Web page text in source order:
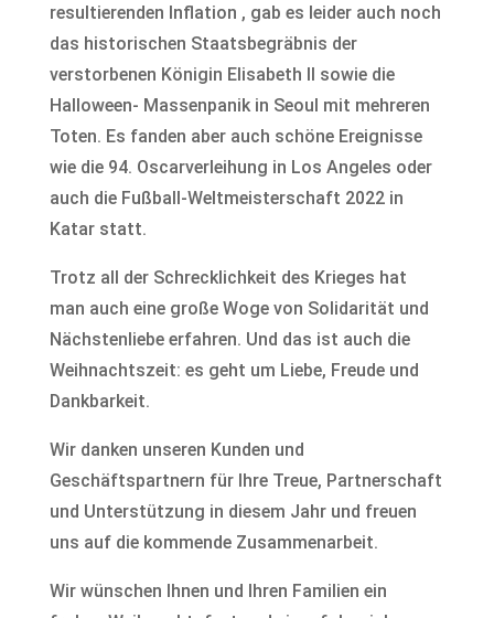
resultierenden Inflation , gab es leider auch noch
das historischen Staatsbegräbnis der
verstorbenen Königin Elisabeth II sowie die
Halloween- Massenpanik in Seoul mit mehreren
Toten. Es fanden aber auch schöne Ereignisse
wie die 94. Oscarverleihung in Los Angeles oder
auch die Fußball-Weltmeisterschaft 2022 in
Katar statt.
Trotz all der Schrecklichkeit des Krieges hat
man auch eine große Woge von Solidarität und
Nächstenliebe erfahren. Und das ist auch die
Weihnachtszeit: es geht um Liebe, Freude und
Dankbarkeit.
Wir danken unseren Kunden und
Geschäftspartnern für Ihre Treue, Partnerschaft
und Unterstützung in diesem Jahr und freuen
uns auf die kommende Zusammenarbeit.
Wir wünschen Ihnen und Ihren Familien ein